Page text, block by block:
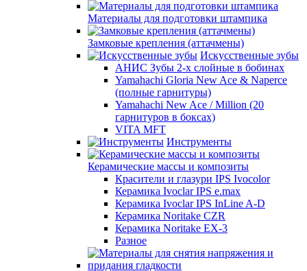
Материалы для подготовки штампика
Замковые крепления (аттачмены)
Искусственные зубы
АНИС Зубы 2-х слойные в бобинах
Yamahachi Gloria New Ace & Naperce
(полные гарнитуры)
Yamahachi New Ace / Million (20
гарнитуров в боксах)
VITA MFT
Инструменты
Керамические массы и композиты
Красители и глазури IPS Ivocolor
Керамика Ivoclar IPS e.max
Керамика Ivoclar IPS InLine A-D
Керамика Noritake CZR
Керамика Noritake EX-3
Разное